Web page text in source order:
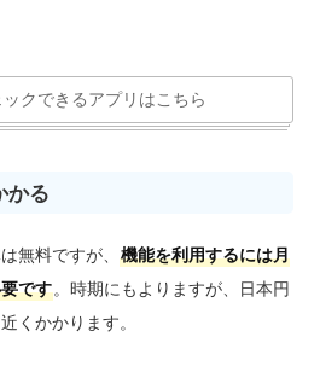
クできるアプリはこちら
かる
無料ですが、機能を利用するには月
です。時期にもよりますが、日本円
くかかります。